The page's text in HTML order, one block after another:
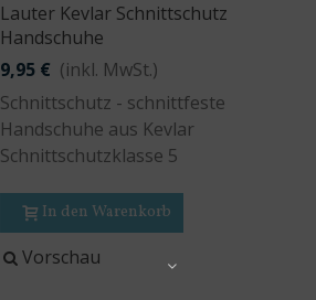
Lauter Kevlar Schnittschutz
Handschuhe
9,95 € (inkl. MwSt.)
Schnittschutz - schnittfeste
Handschuhe aus Kevlar
Schnittschutzklasse 5
In den Warenkorb
Vorschau